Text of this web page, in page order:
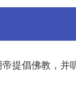
提倡佛教，并